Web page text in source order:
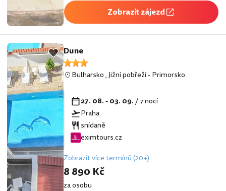
Zobrazit zájezd
Dune
Bulharsko,Jižní pobřeží-Primorsko
27. 08. - 03. 09./ 7 nocí
Praha
snídaně
eximtours.cz
Zobrazit více termínů (20+)
8 890 Kč
za osobu